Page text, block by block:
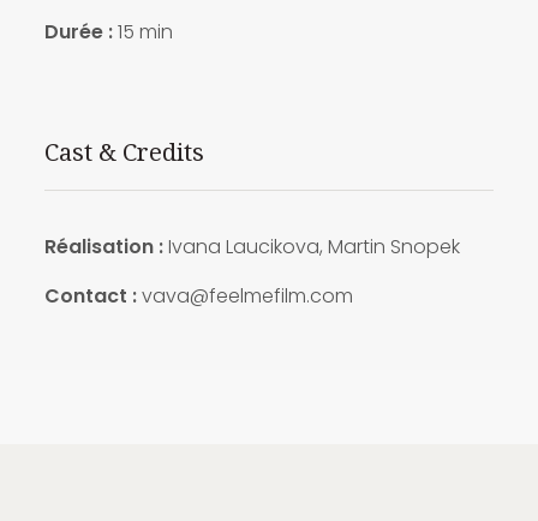
Durée :15 min
Cast & Credits
Réalisation :Ivana Laucikova, Martin Snopek
Contact :vava@feelmefilm.com